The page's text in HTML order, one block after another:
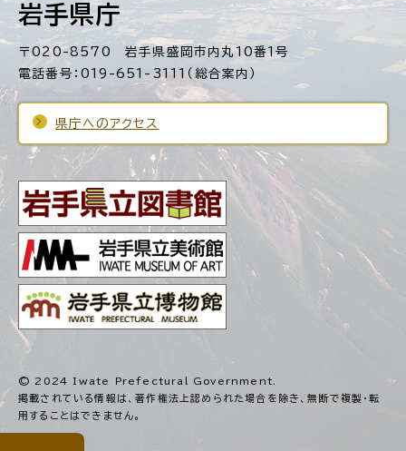
岩手県庁
〒020-8570 岩手県盛岡市内丸10番1号
電話番号：019-651-3111（総合案内）
県庁へのアクセス
© 2024 Iwate Prefectural Government.
掲載されている情報は、著作権法上認められた場合を除き、無断で複製・転
用することはできません。